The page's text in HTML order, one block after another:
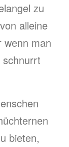
zu
alleine
wenn man
bieten,